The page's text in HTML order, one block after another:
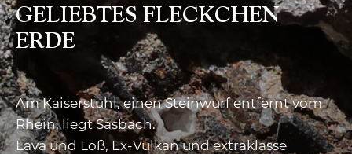
GELIEBTES FLECKCHEN
ERDE
Am Kaiserstuhl, einen Steinwurf entfernt vom
Rhein, liegt Sasbach.
Lava und Löß, Ex-Vulkan und extraklasse